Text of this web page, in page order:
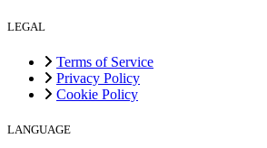
LEGAL
Terms of Service
Privacy Policy
Cookie Policy
LANGUAGE